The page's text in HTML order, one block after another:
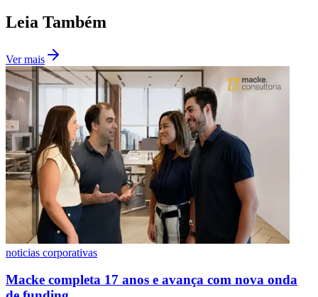
Grêmio
Leia Também
Ver mais
noticias corporativas
Macke completa 17 anos e avança com nova onda